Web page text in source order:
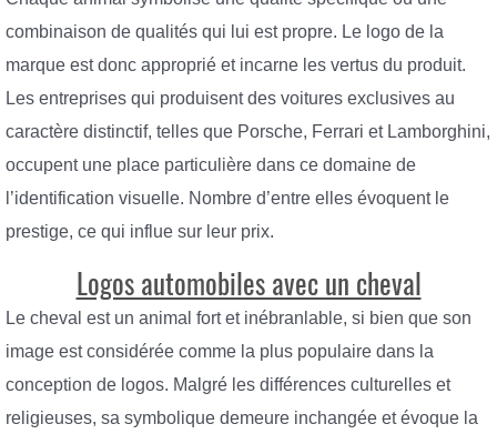
combinaison de qualités qui lui est propre. Le logo de la
marque est donc approprié et incarne les vertus du produit.
Les entreprises qui produisent des voitures exclusives au
caractère distinctif, telles que Porsche, Ferrari et Lamborghini,
occupent une place particulière dans ce domaine de
l’identification visuelle. Nombre d’entre elles évoquent le
prestige, ce qui influe sur leur prix.
Logos automobiles avec un cheval
Le cheval est un animal fort et inébranlable, si bien que son
image est considérée comme la plus populaire dans la
conception de logos. Malgré les différences culturelles et
religieuses, sa symbolique demeure inchangée et évoque la